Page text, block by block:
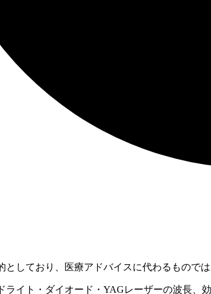
としており、医療アドバイスに代わるもので
ライト・ダイオード・YAGレーザーの波長、